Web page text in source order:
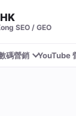
SEO / GEO
碼營銷 YouTube